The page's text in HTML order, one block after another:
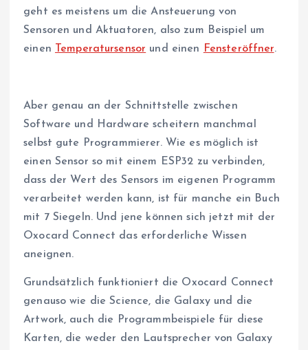
geht es meistens um die Ansteuerung von
Sensoren und Aktuatoren, also zum Beispiel um
einen
Temperatursensor und einen Fensteröffner.
Aber genau an der Schnittstelle zwischen
Software und Hardware scheitern manchmal
selbst gute Programmierer. Wie es möglich ist
einen Sensor so mit einem ESP32 zu verbinden,
dass der Wert des Sensors im eigenen Programm
verarbeitet werden kann, ist für manche ein Buch
mit 7 Siegeln. Und jene können sich jetzt mit der
Oxocard Connect das erforderliche Wissen
aneignen.
Grundsätzlich funktioniert die Oxocard Connect
genauso wie die Science, die Galaxy und die
Artwork, auch die Programmbeispiele für diese
Karten, die weder den Lautsprecher von Galaxy